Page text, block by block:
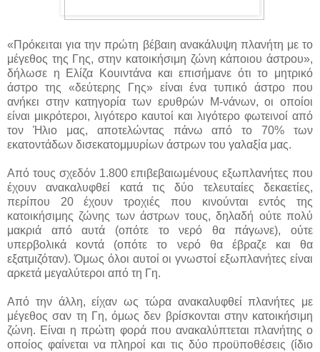
«Πρόκειται για την πρώτη βέβαιη ανακάλυψη πλανήτη με το
μέγεθος της Γης, στην κατοικήσιμη ζώνη κάποιου άστρου»,
δήλωσε η Ελίζα Κουιντάνα και επισήμανε ότι το μητρικό
άστρο της «δεύτερης Γης» είναι ένα τυπικό άστρο που
ανήκει στην κατηγορία των ερυθρών Μ-νάνων, οι οποίοι
είναι μικρότεροι, λιγότερο καυτοί και λιγότερο φωτεινοί από
τον Ήλιο μας, αποτελώντας πάνω από το 70% των
εκατοντάδων δισεκατομμυρίων άστρων του γαλαξία μας.
Από τους σχεδόν 1.800 επιβεβαιωμένους εξωπλανήτες που
έχουν ανακαλυφθεί κατά τις δύο τελευταίες δεκαετίες,
περίπου 20 έχουν τροχιές που κινούνται εντός της
κατοικήσιμης ζώνης των άστρων τους, δηλαδή ούτε πολύ
μακριά από αυτά (οπότε το νερό θα πάγωνε), ούτε
υπερβολικά κοντά (οπότε το νερό θα έβραζε και θα
εξατμιζόταν). Όμως όλοι αυτοί οι γνωστοί εξωπλανήτες είναι
αρκετά μεγαλύτεροι από τη Γη.
Από την άλλη, είχαν ως τώρα ανακαλυφθεί πλανήτες με
μέγεθος σαν τη Γη, όμως δεν βρίσκονται στην κατοικήσιμη
ζώνη. Είναι η πρώτη φορά που ανακαλύπτεται πλανήτης ο
οποίος φαίνεται να πληροί και τις δύο προϋποθέσεις (ίδιο